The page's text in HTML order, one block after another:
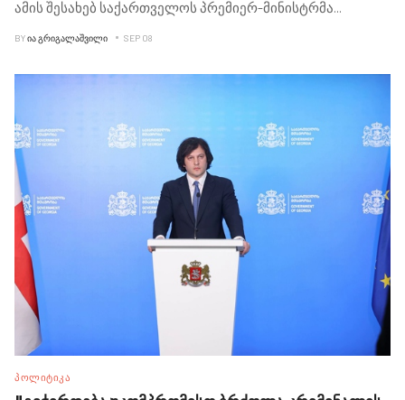
ამის შესახებ საქართველოს პრემიერ-მინისტრმა...
BYᲘᲐ ᲒᲠᲘᲒᲐᲚᲐᲨᲕᲘᲚᲘ SEP 08
ᲞᲝᲚᲘᲢᲘᲙᲐ